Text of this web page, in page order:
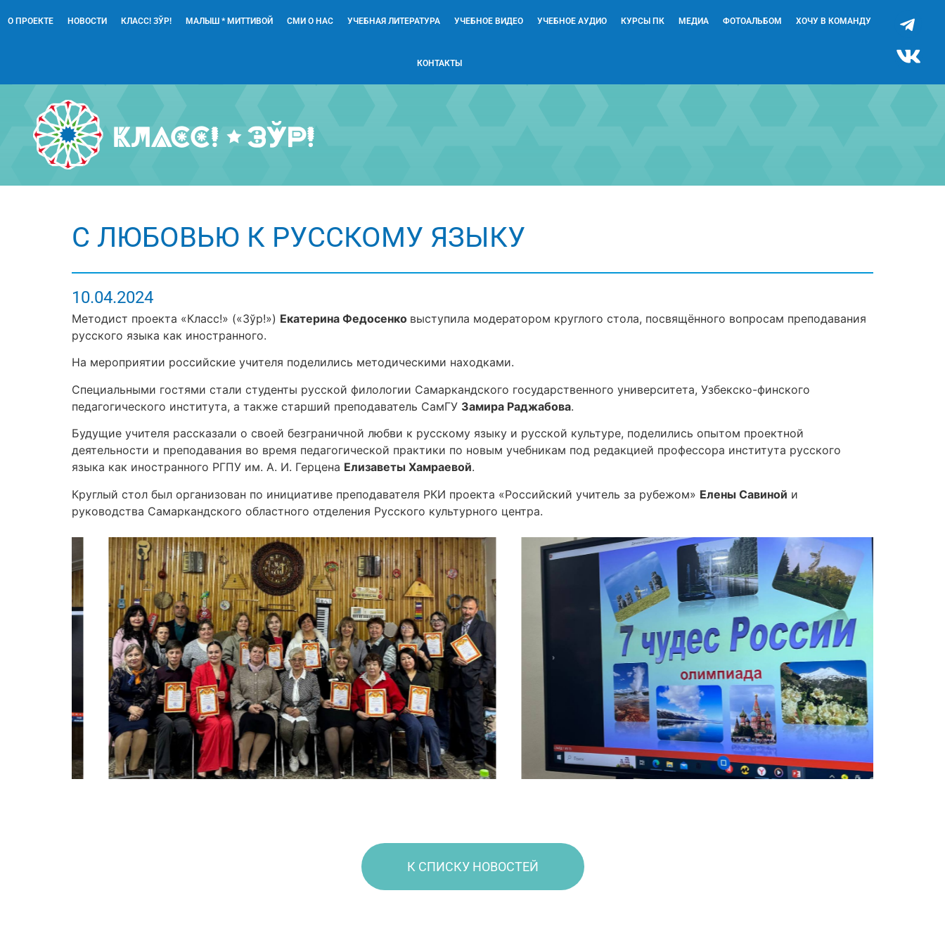
О ПРОЕКТЕ НОВОСТИ КЛАСС! ЗЎР! МАЛЫШ * МИТТИВОЙ СМИ О НАС УЧЕБНАЯ ЛИТЕРАТУРА УЧЕБНОЕ ВИДЕО УЧЕБНОЕ АУДИО КУРСЫ ПК МЕДИА ФОТОАЛЬБОМ ХОЧУ В КОМАНДУ
КОНТАКТЫ
С ЛЮБОВЬЮ К РУССКОМУ ЯЗЫКУ
10.04.2024
Методист проекта «Класс!» («Зўр!») Екатерина Федосенко выступила модератором круглого стола, посвящённого вопросам преподавания
русского языка как иностранного.
На мероприятии российские учителя поделились методическими находками.
Специальными гостями стали студенты русской филологии Самаркандского государственного университета, Узбекско-финского
педагогического института, а также старший преподаватель СамГУ Замира Раджабова.
Будущие учителя рассказали о своей безграничной любви к русскому языку и русской культуре, поделились опытом проектной
деятельности и преподавания во время педагогической практики по новым учебникам под редакцией профессора института русского
языка как иностранного РГПУ им. А. И. Герцена Елизаветы Хамраевой.
Круглый стол был организован по инициативе преподавателя РКИ проекта «Российский учитель за рубежом» Елены Савиной и
руководства Самаркандского областного отделения Русского культурного центра.
К СПИСКУ НОВОСТЕЙ